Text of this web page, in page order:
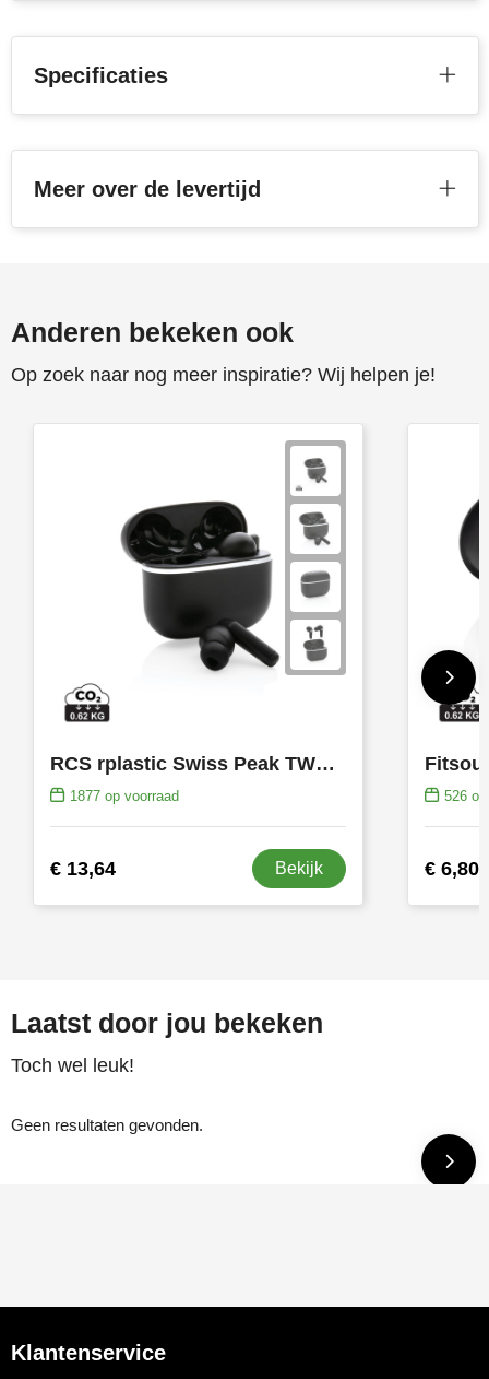
Waterman
Specificaties
Meer over de levertijd
Anderen bekeken ook
Op zoek naar nog meer inspiratie? Wij helpen je!
RCS rplastic Swiss Peak TWS oordoppen 2.0
1877op voorraad
€ 13,64 Bekijk
526op
€ 6,80
Laatst door jou bekeken
Toch wel leuk!
Geen resultaten gevonden.
Klantenservice